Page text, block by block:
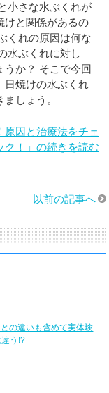
小さな水ぶくれが
けと関係があるの
くれの原因は何な
水ぶくれに対し
うか？ そこで今回
日焼けの水ぶくれ
しょう。
原因と治療法をチェ
ク！」の続きを読む
以前の記事へ
の違いも含めて実体験
う!?